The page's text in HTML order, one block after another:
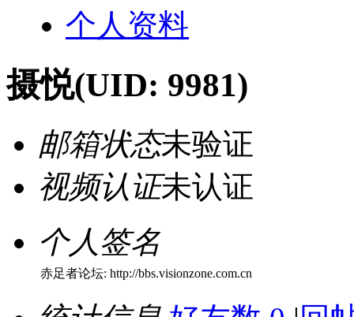
个人资料
摄悦(UID: 9981)
邮箱状态未验证
视频认证未认证
个人签名
赤足者论坛: http://bbs.visionzone.com.cn